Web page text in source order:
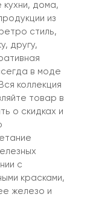
дома,
из
стиль,
другу,
в моде
коллекция
товар в
о скидках и
с
красками,
железо и